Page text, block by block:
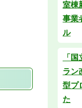
室棟
事業
ル
「
ラン
型プ
た